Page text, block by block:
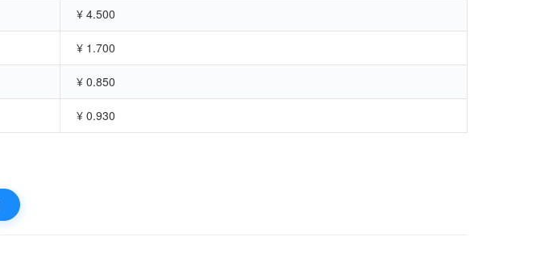
¥ 4.500
¥ 1.700
¥ 0.850
¥ 0.930